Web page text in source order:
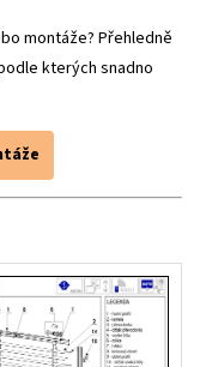
montáže? Přehledně
kterých snadno